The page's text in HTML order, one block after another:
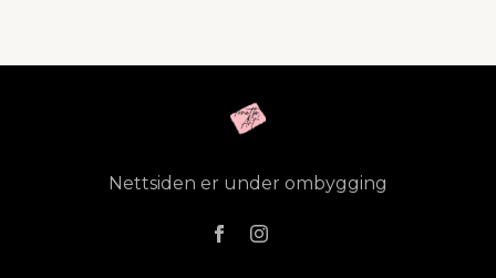
Nettsiden er under ombygging